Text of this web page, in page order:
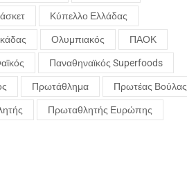
Κύπελλο Ελλάδας
Ολυμπιακός ΠΑΟΚ
Παναθηναϊκός Superfoods
Πρωτάθλημα Πρωτέας Βούλας
Πρωταθλητής Ευρώπης